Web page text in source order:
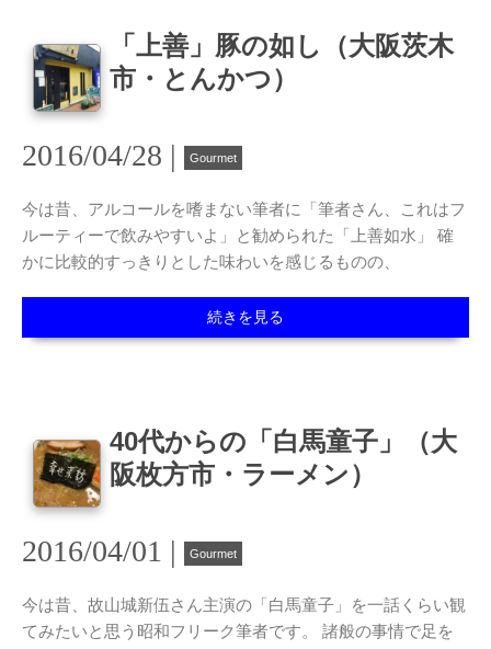
「上善」豚の如し（大阪茨木
市・とんかつ）
2016/04/28 | Gourmet
今は昔、アルコールを嗜まない筆者に「筆者さん、これはフ
ルーティーで飲みやすいよ」と勧められた「上善如水」 確
かに比較的すっきりとした味わいを感じるものの、
続きを見る
40代からの「白馬童子」（大
阪枚方市・ラーメン）
2016/04/01 | Gourmet
今は昔、故山城新伍さん主演の「白馬童子」を一話くらい観
てみたいと思う昭和フリーク筆者です。 諸般の事情で足を